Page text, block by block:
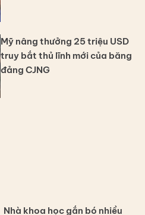
Mỹ nâng thưởng 25 triệu USD
truy bắt thủ lĩnh mới của băng
đảng CJNG
Nhà khoa học gắn bó nhiều